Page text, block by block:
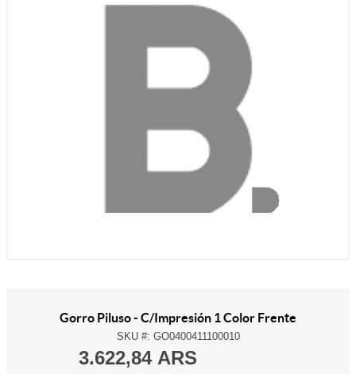
Gorro Piluso - C/Impresión 1 Color Frente
SKU #: GO0400411100010
3.622,84 ARS